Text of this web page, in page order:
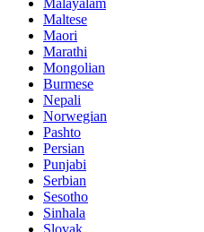
Malayalam
Maltese
Maori
Marathi
Mongolian
Burmese
Nepali
Norwegian
Pashto
Persian
Punjabi
Serbian
Sesotho
Sinhala